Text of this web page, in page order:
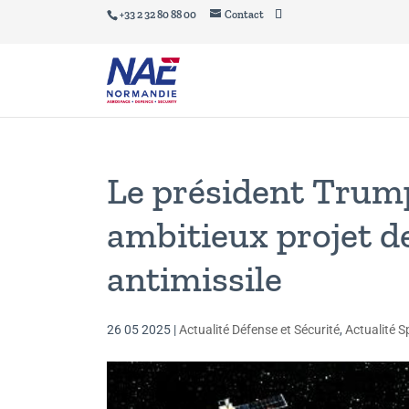
+33 2 32 80 88 00 Contact
Le président
ambitieux projet
antimissile
26 05 2025 |Actualité Défense et Sécurité, Actualité